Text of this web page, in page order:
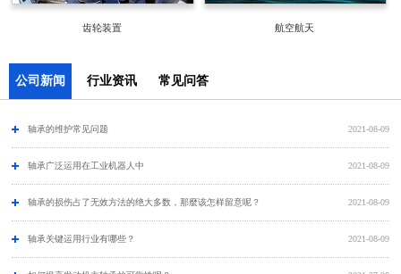
齿轮装置 航空航天
公司新闻 行业资讯 常见问答
2021-08-09
轴承的维护常见问题
2021-08-09
​轴承广泛运用在工业机器人中
2021-08-09
轴承的损伤占了无效方法的绝大多数，那麼该怎样留意呢？
2021-08-09
轴承关键运用行业有哪些？